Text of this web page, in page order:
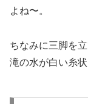
よね〜。
ちなみに三脚を
滝の水が白い糸